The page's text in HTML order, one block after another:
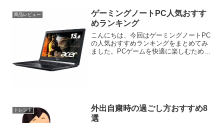
商品レビュー
ゲーミングノートPC人気おすす
めランキング
こんにちは、今回はゲーミングノートPC
の人気おすすめランキングをまとめてみ
ました。PCゲームを快適に楽しむために
トレンド
外出自粛時の過ごし方おすすめ8
選